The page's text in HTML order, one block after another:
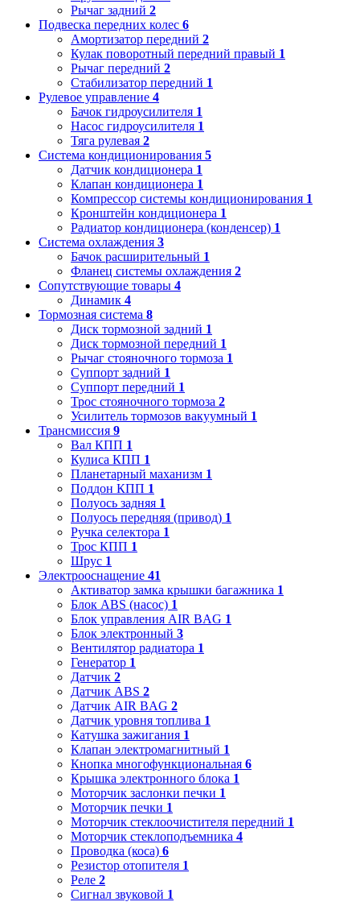
Рычаг задний 2
Подвеска передних колес 6
Амортизатор передний 2
Кулак поворотный передний правый 1
Рычаг передний 2
Стабилизатор передний 1
Рулевое управление 4
Бачок гидроусилителя 1
Насос гидроусилителя 1
Тяга рулевая 2
Система кондиционирования 5
Датчик кондиционера 1
Клапан кондиционера 1
Компрессор системы кондиционирования 1
Кронштейн кондиционера 1
Радиатор кондиционера (конденсер) 1
Система охлаждения 3
Бачок расширительный 1
Фланец системы охлаждения 2
Сопутствующие товары 4
Динамик 4
Тормозная система 8
Диск тормозной задний 1
Диск тормозной передний 1
Рычаг стояночного тормоза 1
Суппорт задний 1
Суппорт передний 1
Трос стояночного тормоза 2
Усилитель тормозов вакуумный 1
Трансмиссия 9
Вал КПП 1
Кулиса КПП 1
Планетарный маханизм 1
Поддон КПП 1
Полуось задняя 1
Полуось передняя (привод) 1
Ручка селектора 1
Трос КПП 1
Шрус 1
Электрооснащение 41
Активатор замка крышки багажника 1
Блок ABS (насос) 1
Блок управления AIR BAG 1
Блок электронный 3
Вентилятор радиатора 1
Генератор 1
Датчик 2
Датчик ABS 2
Датчик AIR BAG 2
Датчик уровня топлива 1
Катушка зажигания 1
Клапан электромагнитный 1
Кнопка многофункциональная 6
Крышка электронного блока 1
Моторчик заслонки печки 1
Моторчик печки 1
Моторчик стеклоочистителя передний 1
Моторчик стеклоподъемника 4
Проводка (коса) 6
Резистор отопителя 1
Реле 2
Сигнал звуковой 1